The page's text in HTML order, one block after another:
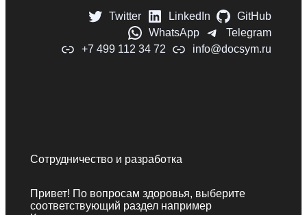
Twitter LinkedIn
GitHub
WhatsApp
Telegram
+7 499 112 34 72
info@docsym.ru
Сотрудничество и разработка
Привет! По вопросам здоровья, выберите
соответствующий раздел например